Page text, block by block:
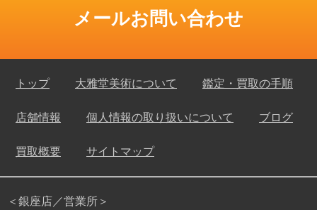
メールお問い合わせ
トップ 大雅堂美術について 鑑定・買取の手順
店舗情報 個人情報の取り扱いについて ブログ
買取概要 サイトマップ
＜銀座店／営業所＞